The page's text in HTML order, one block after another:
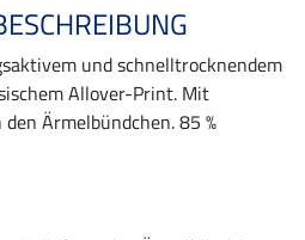
und schnelltrocknendem
Allover-Print. Mit
Ärmelbündchen. 85 %